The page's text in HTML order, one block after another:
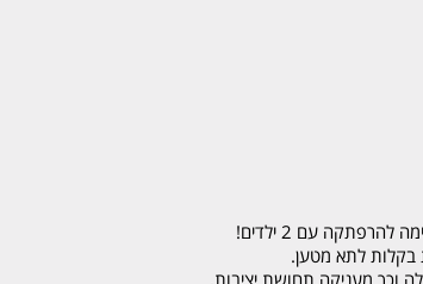
בקלות לתא מטען.